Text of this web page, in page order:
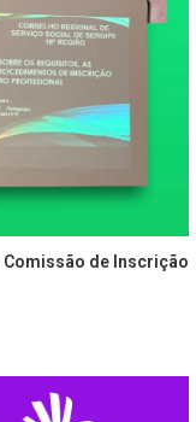
Comissão de Inscrição